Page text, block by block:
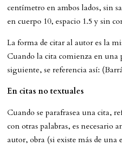
centímetro en ambos lados, sin
en cuerpo 10, espacio 1.5 y sin
La forma de citar al autor es la
Cuando la cita comienza en
siguiente, se referencia así:
En citas no textuales
Cuando se parafrasea una cita,
con otras palabras, es necesario
autor, obra (si existe más de una